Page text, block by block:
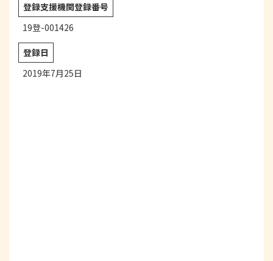
登録支援機関登録番号
19登-001426
登録日
2019年7月25日